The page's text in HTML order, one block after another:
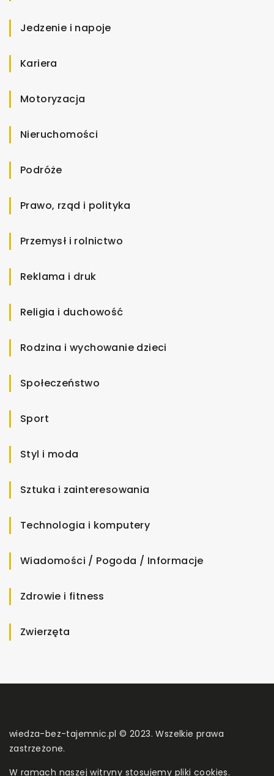
Jedzenie i napoje
Kariera
Motoryzacja
Nieruchomości
Podróże
Prawo, rząd i polityka
Przemysł i rolnictwo
Reklama i druk
Religia i duchowość
Rodzina i wychowanie dzieci
Społeczeństwo
Sport
Styl i moda
Sztuka i zainteresowania
Technologia i komputery
Wiadomości / Pogoda / Informacje
Zdrowie i fitness
Zwierzęta
wiedza-bez-tajemnic.pl © 2023. Wszelkie prawa
zastrzeżone.
W ramach naszej witryny stosujemy pliki cookies.